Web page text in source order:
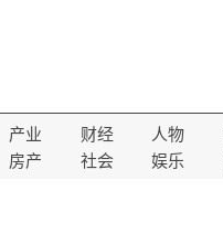
产业 财经 人物
房产 社会 娱乐